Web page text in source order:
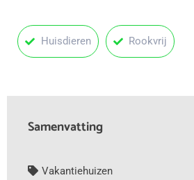
Huisdieren Rookvrij
Samenvatting
Vakantiehuizen